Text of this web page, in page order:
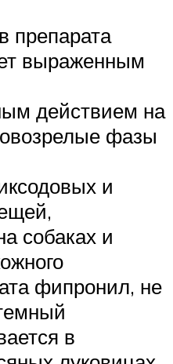
препарата
выраженным
действием на
фазы
и
собаках и
фипронил, не
в